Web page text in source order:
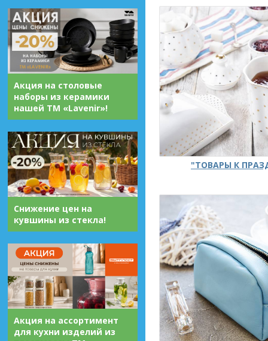
Акция на столовые
наборы из керамики
нашей ТМ «Lavenir»!
Снижение цен на
кувшины из стекла!
Акция на ассортимент
для кухни изделий из
"ТОВАРЫ К